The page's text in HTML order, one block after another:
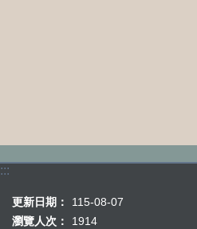
:::
更新日期：
115-08-07
瀏覽人次：
1914